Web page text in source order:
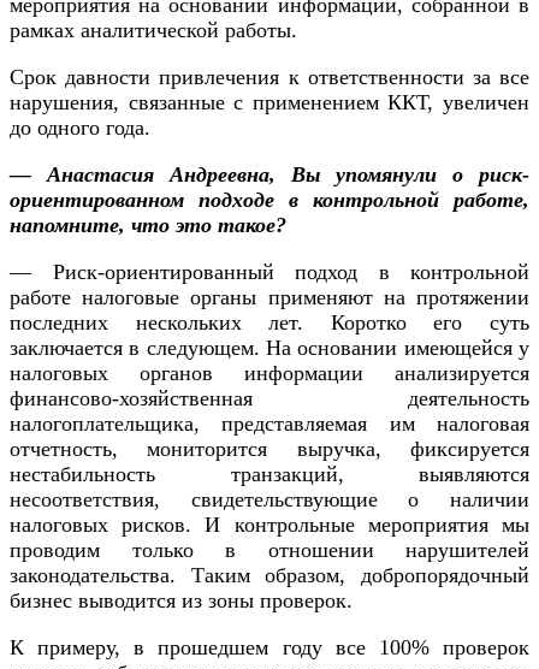
рамках аналитической работы.
Срок давности привлечения к ответственности за все
нарушения, связанные с применением ККТ, увеличен
до одного года.
— Анастасия Андреевна, Вы упомянули о риск-
ориентированном подходе в контрольной работе,
напомните, что это такое?
— Риск-ориентированный подход в контрольной
работе налоговые органы применяют на протяжении
последних нескольких лет. Коротко его суть
заключается в следующем. На основании имеющейся у
налоговых органов информации анализируется
финансово-хозяйственная деятельность
налогоплательщика, представляемая им налоговая
отчетность, мониторится выручка, фиксируется
нестабильность транзакций, выявляются
несоответствия, свидетельствующие о наличии
налоговых рисков. И контрольные мероприятия мы
проводим только в отношении нарушителей
законодательства. Таким образом, добропорядочный
бизнес выводится из зоны проверок.
К примеру, в прошедшем году все 100% проверок